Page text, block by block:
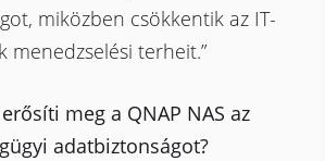
miközben csökkentik az IT-
menedzselési terheit.”
meg a QNAP NAS az
adatbiztonságot?